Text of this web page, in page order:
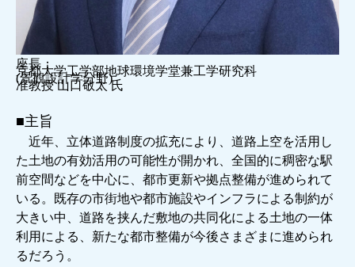
座長：
京都大学工学部地球環境学堂兼工学研究科
(景観設計学分野)
准教授 山口敬太 氏
■主旨
近年、立体道路制度の拡充により、道路上空を活用し
た土地の有効活用の可能性が開かれ、全国的に稠密な駅
前空間などを中心に、都市更新や拠点整備が進められて
いる。既存の市街地や都市施設やインフラによる制約が
大きい中、道路を挟んだ敷地の共同化による土地の一体
利用による、新たな都市整備が今後さまざまに進められ
るだろう。